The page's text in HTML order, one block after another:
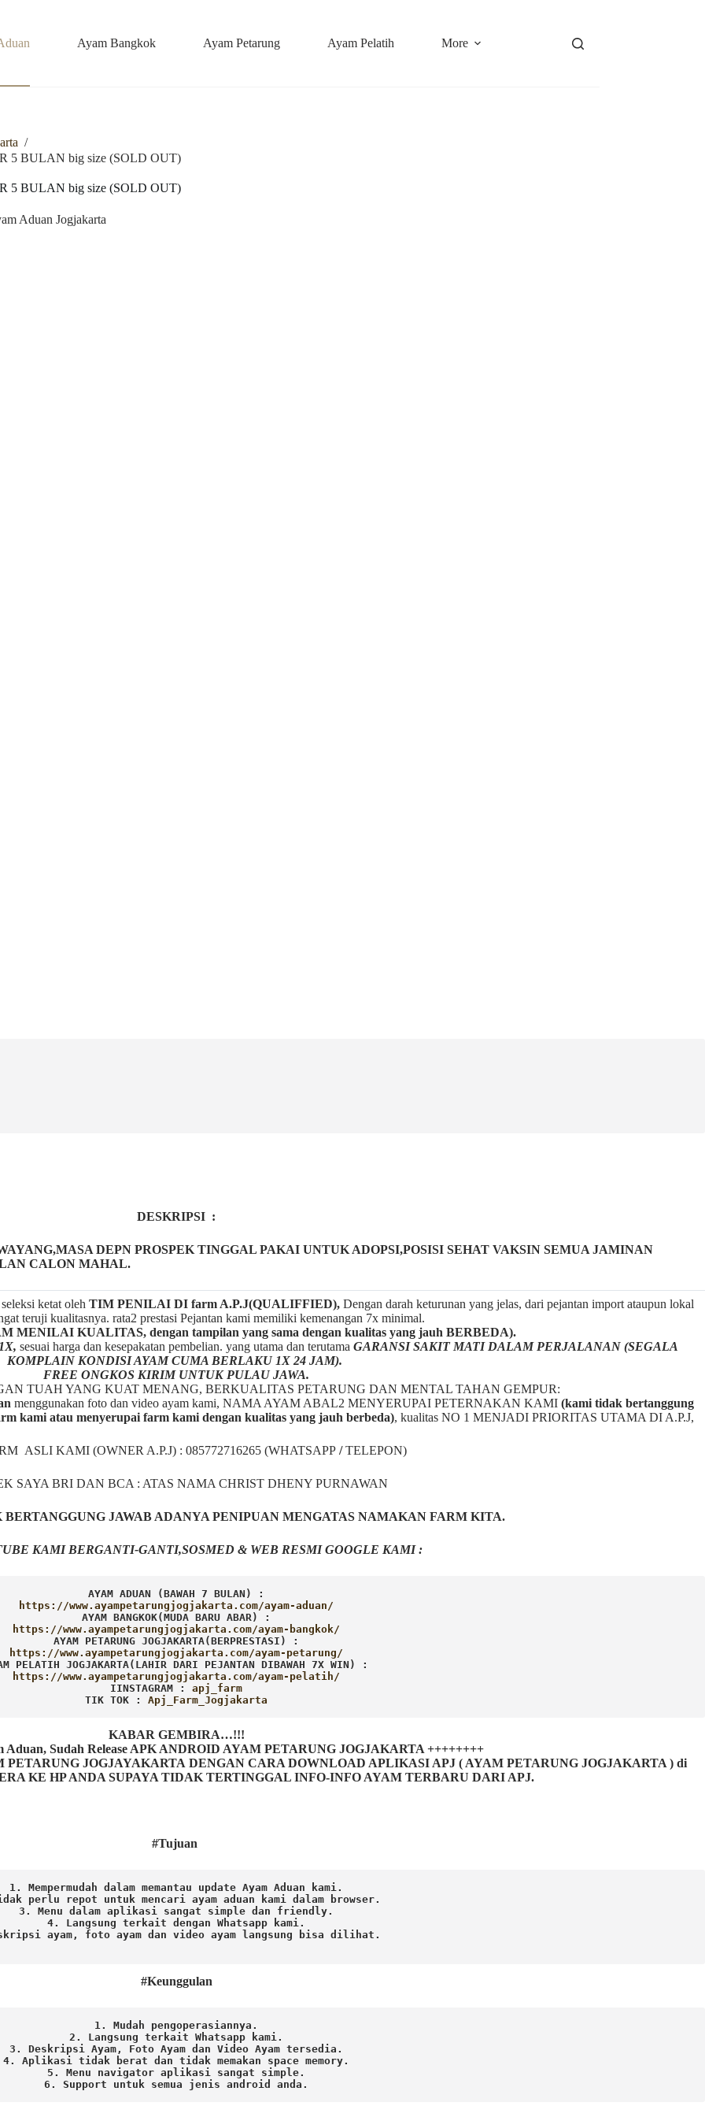
Ayam Bangkok Ayam Petarung Ayam Pelatih More
/
5 BULAN big size (SOLD OUT)
5 BULAN big size (SOLD OUT)
Aduan Jogjakarta
DESKRIPSI :
DEPN PROSPEK TINGGAL PAKAI UNTUK ADOPSI,POSISI SEHAT VAKSIN SEMUA JAMINAN
CALON MAHAL.
ketat oleh TIM PENILAI DI farm A.P.J(QUALIFFIED),Dengan darah keturunan yang jelas, dari pejantan import ataupun lokal
teruji kualitasnya. rata2 prestasi Pejantan kami memiliki kemenangan 7x minimal.
KUALITAS, dengan tampilan yang sama dengan kualitas yang jauh BERBEDA).
sesuai harga dan kesepakatan pembelian. yang utama dan terutama GARANSI SAKIT MATI DALAM PERJALANAN (SEGALA
KOMPLAIN KONDISI AYAM CUMA BERLAKU 1X 24 JAM).
FREE ONGKOS KIRIM UNTUK PULAU JAWA.
TUAH YANG KUAT MENANG, BERKUALITAS PETARUNG DAN MENTAL TAHAN GEMPUR:
menggunakan foto dan video ayam kami, NAMA AYAM ABAL2 MENYERUPAI PETERNAKAN KAMI (kami tidak bertanggung
kami atau menyerupai farm kami dengan kualitas yang jauh berbeda), kualitas NO 1 MENJADI PRIORITAS UTAMA DI A.P.J,
ASLI KAMI (OWNER A.P.J) : 085772716265 (WHATSAPP /TELEPON)
SAYA BRI DAN BCA : ATAS NAMA CHRIST DHENY PURNAWAN
JAWAB ADANYA PENIPUAN MENGATAS NAMAKAN FARM KITA.
KAMI BERGANTI-GANTI,SOSMED & WEB RESMI GOOGLE KAMI :
AYAM ADUAN (BAWAH 7 BULAN) :
AYAM BANGKOK(MUDA BARU ABAR) :
AYAM PETARUNG JOGJAKARTA(BERPRESTASI) :
PELATIH JOGJAKARTA(LAHIR DARI PEJANTAN DIBAWAH 7X WIN) :
IINSTAGRAM :
TIK TOK : Apj_Farm_Jogjakarta
KABAR GEMBIRA…!!!
Aduan, Sudah Release APK ANDROID AYAM PETARUNG JOGJAKARTA ++++++++
JOGJAYAKARTA DENGAN CARA DOWNLOAD APLIKASI APJ ( AYAM PETARUNG JOGJAKARTA ) di
KE HP ANDA SUPAYA TIDAK TERTINGGAL INFO-INFO AYAM TERBARU DARI APJ.
#Tujuan
1. Mempermudah dalam memantau update Ayam Aduan kami.
perlu repot untuk mencari ayam aduan kami dalam browser.
3. Menu dalam aplikasi sangat simple dan friendly.
4. Langsung terkait dengan Whatsapp kami.
ayam, foto ayam dan video ayam langsung bisa dilihat.
#Keunggulan
1. Mudah pengoperasiannya.
2. Langsung terkait Whatsapp kami.
3. Deskripsi Ayam, Foto Ayam dan Video Ayam tersedia.
4. Aplikasi tidak berat dan tidak memakan space memory.
5. Menu navigator aplikasi sangat simple.
6. Support untuk semua jenis android anda.